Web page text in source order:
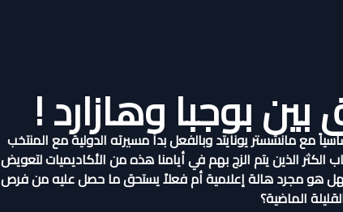
بوجبا وهازارد !
مع مانشستر يونايتد وبالفعل بدأ مسيرته الدولية مع المنتخب
الكثر الذين يتم الزج بهم في أيامنا هذه من الأكاديميات لتعويض
فهل هو مجرد هالة إعلامية أم فعلاً يستحق ما حصل عليه من فرص
الماضية؟